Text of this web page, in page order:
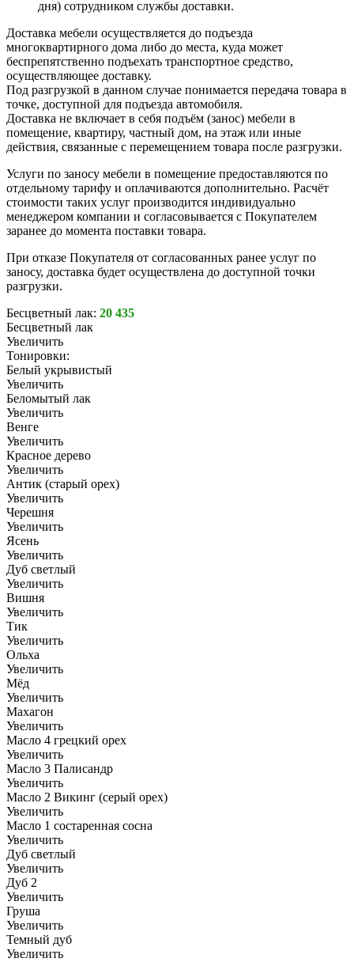
дня) сотрудником службы доставки.
Доставка мебели осуществляется до подъезда
многоквартирного дома либо до места, куда может
беспрепятственно подъехать транспортное средство,
осуществляющее доставку.
Под разгрузкой в данном случае понимается передача товара в
точке, доступной для подъезда автомобиля.
Доставка не включает в себя подъём (занос) мебели в
помещение, квартиру, частный дом, на этаж или иные
действия, связанные с перемещением товара после разгрузки.
Услуги по заносу мебели в помещение предоставляются по
отдельному тарифу и оплачиваются дополнительно. Расчёт
стоимости таких услуг производится индивидуально
менеджером компании и согласовывается с Покупателем
заранее до момента поставки товара.
При отказе Покупателя от согласованных ранее услуг по
заносу, доставка будет осуществлена до доступной точки
разгрузки.
Бесцветный лак: 20 435
Бесцветный лак
Увеличить
Тонировки:
Белый укрывистый
Увеличить
Беломытый лак
Увеличить
Венге
Увеличить
Красное дерево
Увеличить
Антик (старый орех)
Увеличить
Черешня
Увеличить
Ясень
Увеличить
Дуб светлый
Увеличить
Вишня
Увеличить
Тик
Увеличить
Ольха
Увеличить
Мёд
Увеличить
Махагон
Увеличить
Масло 4 грецкий орех
Увеличить
Масло 3 Палисандр
Увеличить
Масло 2 Викинг (серый орех)
Увеличить
Масло 1 состаренная сосна
Увеличить
Дуб светлый
Увеличить
Дуб 2
Увеличить
Груша
Увеличить
Темный дуб
Увеличить